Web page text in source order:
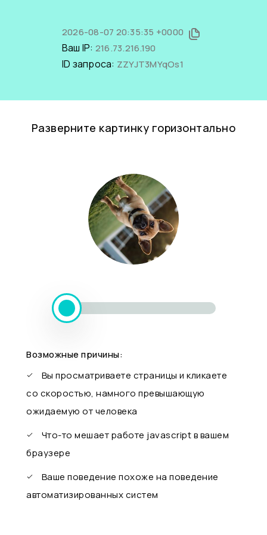
2026-08-07 20:35:35 +0000
Ваш IP: 216.73.216.190
ID запроса: ZZYJT3MYqOs1
Разверните картинку горизонтально
Возможные причины:
Вы просматриваете страницы и кликаете
со скоростью, намного превышающую
ожидаемую от человека
Что-то мешает работе javascript в вашем
браузере
Ваше поведение похоже на поведение
автоматизированных систем